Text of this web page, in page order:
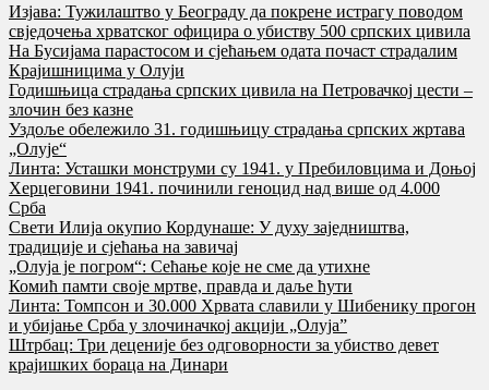
Изјава: Тужилаштво у Београду да покрене истрагу поводом
свједочења хрватског официра о убиству 500 српских цивила
На Бусијама парастосом и сјећањем одата почаст страдалим
Крајишницима у Олуји
Годишњица страдања српских цивила на Петровачкој цести –
злочин без казне
Уздоље обележило 31. годишњицу страдања српских жртава
„Олује“
Линта: Усташки монструми су 1941. у Пребиловцима и Доњој
Херцеговини 1941. починили геноцид над више од 4.000
Срба
Свети Илија окупио Кордунаше: У духу заједништва,
традиције и сјећања на завичај
„Олуја је погром“: Сећање које не сме да утихне
Комић памти своје мртве, правда и даље ћути
Линта: Томпсон и 30.000 Хрвата славили у Шибенику прогон
и убијање Срба у злочиначкој акцији „Олуја”
Штрбац: Три деценије без одговорности за убиство девет
крајишких бораца на Динари